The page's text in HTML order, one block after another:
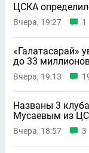
ЦСКА
Вчера, 19:27 1
«Галатасарай»
до 33
Вчера, 19:13
Названы 3
Мусаевым из
Вчера, 18:57 3